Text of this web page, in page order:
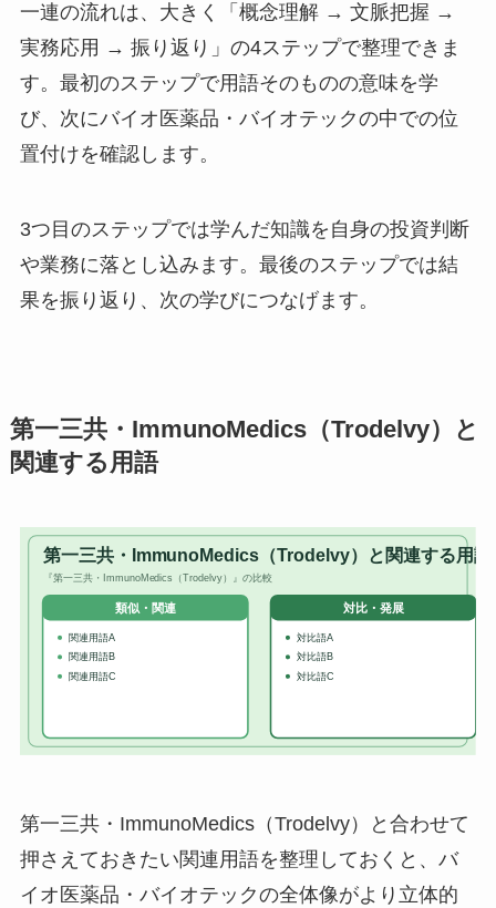
一連の流れは、大きく「概念理解 → 文脈把握 →
実務応用 → 振り返り」の4ステップで整理できま
す。最初のステップで用語そのものの意味を学
び、次にバイオ医薬品・バイオテックの中での位
置付けを確認します。
3つ目のステップでは学んだ知識を自身の投資判断
や業務に落とし込みます。最後のステップでは結
果を振り返り、次の学びにつなげます。
第一三共・ImmunoMedics（Trodelvy）と
関連する用語
第一三共・ImmunoMedics（Trodelvy）と合わせて
押さえておきたい関連用語を整理しておくと、バ
イオ医薬品・バイオテックの全体像がより立体的